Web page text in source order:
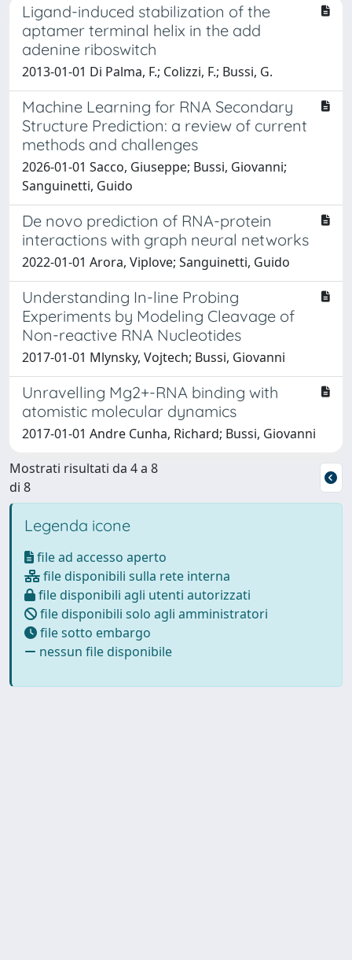
Ligand-induced stabilization of the
aptamer terminal helix in the add
adenine riboswitch
2013-01-01 Di Palma, F.; Colizzi, F.; Bussi, G.
Machine Learning for RNA Secondary
Structure Prediction: a review of current
methods and challenges
2026-01-01 Sacco, Giuseppe; Bussi, Giovanni;
Sanguinetti, Guido
De novo prediction of RNA-protein
interactions with graph neural networks
2022-01-01 Arora, Viplove; Sanguinetti, Guido
Understanding In-line Probing
Experiments by Modeling Cleavage of
Non-reactive RNA Nucleotides
2017-01-01 Mlynsky, Vojtech; Bussi, Giovanni
Unravelling Mg2+-RNA binding with
atomistic molecular dynamics
2017-01-01 Andre Cunha, Richard; Bussi, Giovanni
Mostrati risultati da 4 a 8
di 8
Legenda icone
file ad accesso aperto
file disponibili sulla rete interna
file disponibili agli utenti autorizzati
file disponibili solo agli amministratori
file sotto embargo
nessun file disponibile